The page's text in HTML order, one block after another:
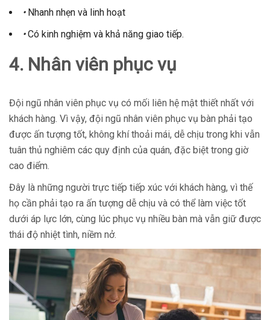
•Nhanh nhẹn và linh hoạt
•Có kinh nghiệm và khả năng giao tiếp.
4. Nhân viên phục vụ
Đội ngũ nhân viên phục vụ có mối liên hệ mật thiết nhất với
khách hàng. Vì vậy, đội ngũ nhân viên phục vụ bàn phải tạo
được ấn tượng tốt, không khí thoải mái, dễ chịu trong khi vẫn
tuân thủ nghiêm các quy định của quán, đặc biệt trong giờ
cao điểm.
Đây là những người trực tiếp tiếp xúc với khách hàng, vì thế
họ cần phải tạo ra ấn tượng dễ chịu và có thể làm việc tốt
dưới áp lực lớn, cùng lúc phục vụ nhiều bàn mà vẫn giữ được
thái độ nhiệt tình, niềm nở.